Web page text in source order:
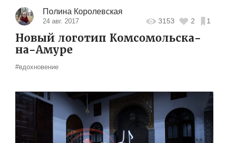
Полина Королевская
24 авг. 2017 3153 2 1
Новый логотип Комсомольска-
на-Амуре
#вдохновение